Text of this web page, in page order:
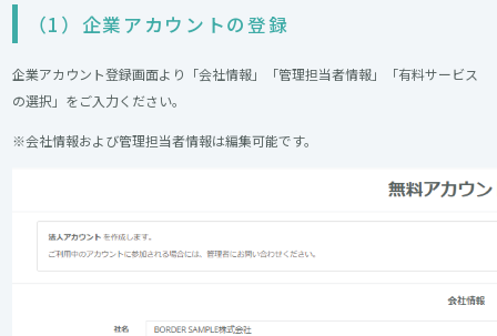
（1）企業アカウントの登録
企業アカウント登録画面より「会社情報」「管理担当者情報」「有料サービス
の選択」をご入力ください。
※会社情報および管理担当者情報は編集可能です。